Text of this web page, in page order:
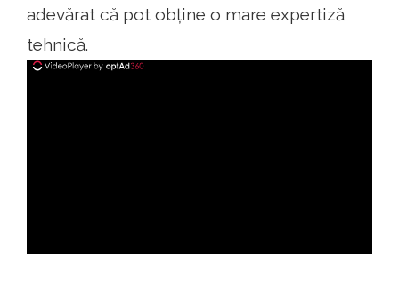
adevărat că pot obține o mare expertiză
tehnică.